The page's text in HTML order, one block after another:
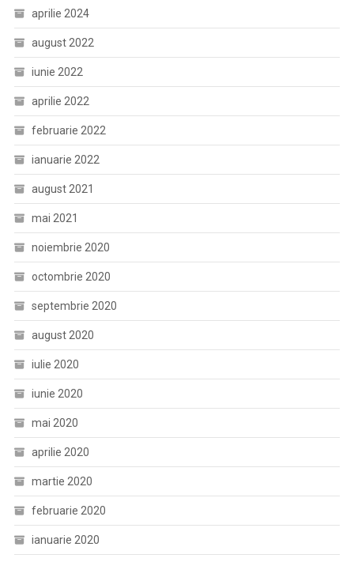
aprilie 2024
august 2022
iunie 2022
aprilie 2022
februarie 2022
ianuarie 2022
august 2021
mai 2021
noiembrie 2020
octombrie 2020
septembrie 2020
august 2020
iulie 2020
iunie 2020
mai 2020
aprilie 2020
martie 2020
februarie 2020
ianuarie 2020